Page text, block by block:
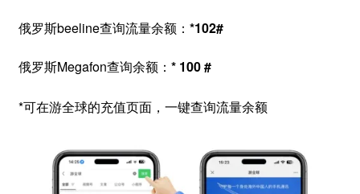
俄罗斯beeline查询流量余额： *102#
俄罗斯Megafon查询余额： * 100 #
*可在游全球的充值页面，一键查询流量余额